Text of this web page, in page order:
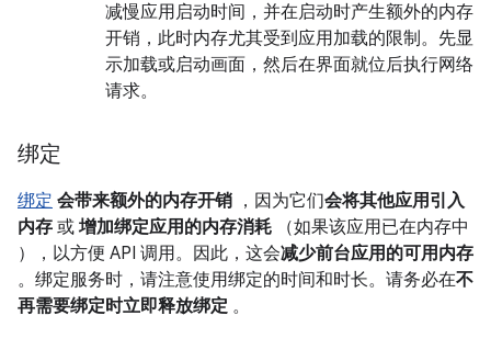
减慢应用启动时间，并在启动时产生额外的内存
开销，此时内存尤其受到应用加载的限制。先显
示加载或启动画面，然后在界面就位后执行网络
请求。
绑定
绑定 会带来额外的内存开销 ，因为它们会将其他应用引入
内存 或 增加绑定应用的内存消耗 （如果该应用已在内存中
），以方便 API 调用。因此，这会减少前台应用的可用内存
。绑定服务时，请注意使用绑定的时间和时长。请务必在不
再需要绑定时立即释放绑定 。